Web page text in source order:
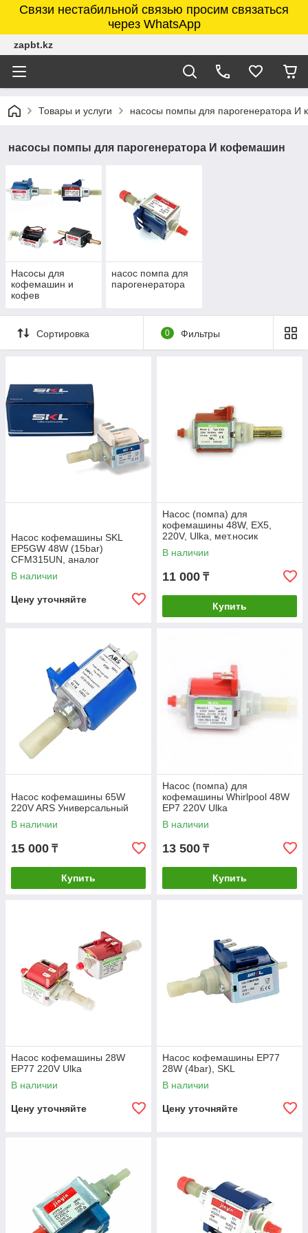
Связи нестабильной связью просим связаться
через WhatsApp
zapbt.kz
Товары и услуги насосы помпы для парогенератора И
насосы помпы для парогенератора И кофемашин
Насосы для
кофемашин и
кофев
насос помпа для
парогенератора
Сортировка 0 Фильтры
Насос кофемашины SKL
EP5GW 48W (15bar)
CFM315UN, аналог
CFM015UN
В наличии
Цену уточняйте
Насос (помпа) для
кофемашины 48W, EX5,
220V, Ulka, мет.носик
В наличии
11 000 ₸
Купить
Насос кофемашины 65W
220V ARS Универсальный
В наличии
15 000 ₸
Купить
Насос (помпа) для
кофемашины Whirlpool 48W
EP7 220V Ulka
В наличии
13 500 ₸
Купить
Насос кофемашины 28W
EP77 220V Ulka
В наличии
Цену уточняйте
Насос кофемашины EP77
28W (4bar), SKL
В наличии
Цену уточняйте